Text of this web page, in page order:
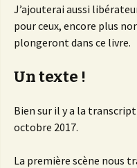
J’ajouterai aussi
pour ceux, encore plus
plongeront dans ce livre.
Un texte !
Bien sur il y a la
octobre 2017.
La première scène nous